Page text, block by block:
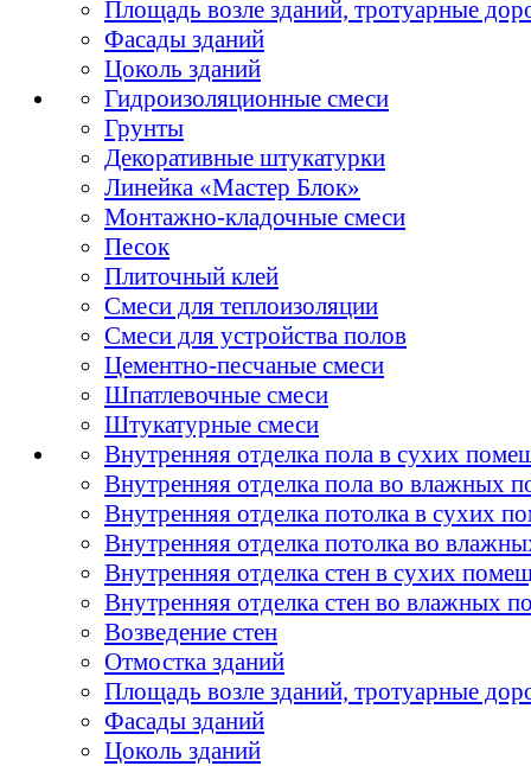
Площадь возле зданий, тротуарные
Фасады зданий
Цоколь зданий
Гидроизоляционные смеси
Грунты
Декоративные штукатурки
Линейка «Мастер Блок»
Монтажно-кладочные смеси
Песок
Плиточный клей
Смеси для теплоизоляции
Смеси для устройства полов
Цементно-песчаные смеси
Шпатлевочные смеси
Штукатурные смеси
Внутренняя отделка пола в сухих
Внутренняя отделка пола во влажных
Внутренняя отделка потолка в сухих
Внутренняя отделка потолка во
Внутренняя отделка стен в сухих
Внутренняя отделка стен во влажных
Возведение стен
Отмостка зданий
Площадь возле зданий, тротуарные
Фасады зданий
Цоколь зданий